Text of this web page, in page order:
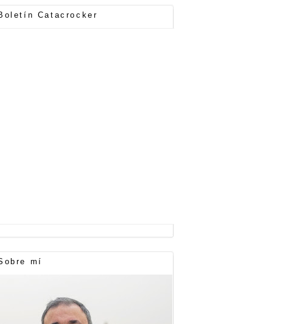
Catacrocker
mí